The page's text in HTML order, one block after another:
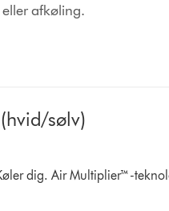
afkøling.
sølv)
dig. Air Multiplier™-